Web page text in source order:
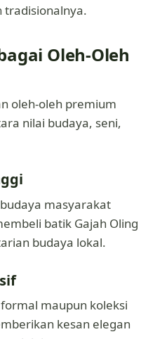
tradisionalnya.
Oleh-Oleh
oleh-oleh premium
nilai budaya, seni,
masyarakat
batik Gajah Oling
budaya lokal.
maupun koleksi
kesan elegan